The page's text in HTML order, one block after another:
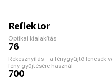
Reflektor
Optikai kialakítás
76
Rekesznyílás – a fénygyűjtő lencsék
fény gyűjtésére használ
700